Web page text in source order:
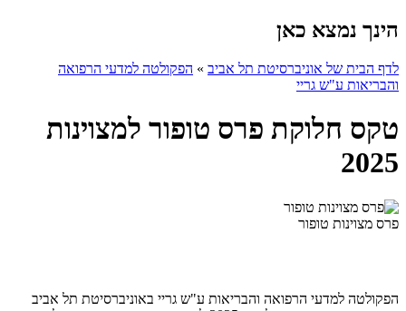
הינך נמצא כאן
לדף הבית של אוניברסיטת תל אביב » הפקולטה למדעי הרפואה
והבריאות ע"ש גריי
טקס חלוקת פרס טופור למצוינות
2025
פרס מצוינות טופור
הפקולטה למדעי הרפואה והבריאות ע"ש גריי באוניברסיטת תל אביב